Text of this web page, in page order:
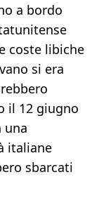
a bordo
coste libiche
si era
il 12 giugno
una
italiane
sbarcati